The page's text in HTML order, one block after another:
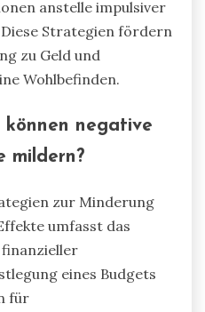
anstelle impulsiver
Strategien fördern
zu Geld und
Wohlbefinden.
können negative
mildern?
zur Minderung
umfasst das
eines Budgets
für